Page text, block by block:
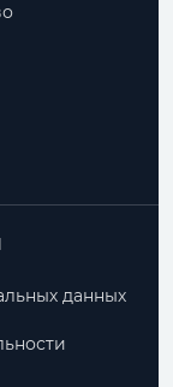
данных